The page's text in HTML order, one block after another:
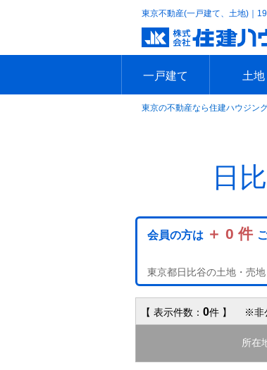
東京不動産(一戸建て、土地)｜
一戸建て
エリアで探す
沿線で探す
新築一戸建て
中古一戸建て
本日の新着物件
今週の新着物件
土地
エリア
沿線で探
本日の
今週の
東京の不動産なら住建ハウジン
日
会員の方は ＋ 0 件
東京都日比谷の土地・売地
【 表示件数： 0件 】 ※非
所在